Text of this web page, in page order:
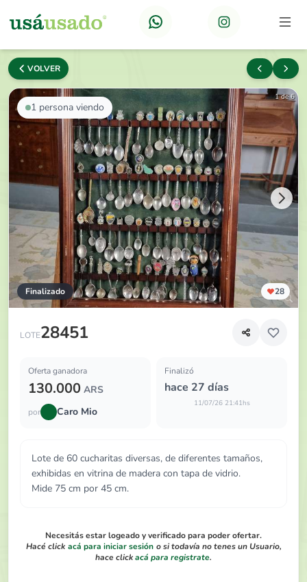
VOLVER
1 persona viendo
Finalizado 28
1 de 6
LOTE28451
Lote de 60 cucharitas diversas, de diferentes tamaños,
Oferta ganadora
130.000 ARS
por Caro Mio
Finalizó
hace 27 días
11/07/26 21:41hs
Lote de 60 cucharitas diversas, de diferentes tamaños,
exhibidas en vitrina de madera con tapa de vidrio.
Mide 75 cm por 45 cm.
Necesitás estar logeado y verificado para poder ofertar.
Hacé click acá para iniciar sesión o si todavía no tenes un Usuario,
hace clickacá para registrate.